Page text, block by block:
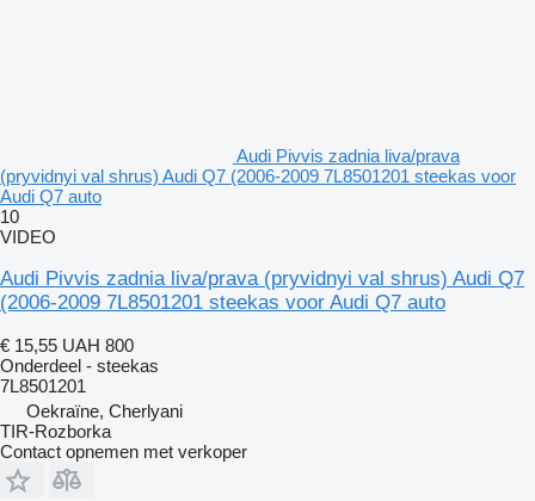
Audi Pivvis zadnia liva/prava
(pryvidnyi val shrus) Audi Q7 (2006-2009 7L8501201 steekas voor
Audi Q7 auto
10
VIDEO
Audi Pivvis zadnia liva/prava (pryvidnyi val shrus) Audi Q7
(2006-2009 7L8501201 steekas voor Audi Q7 auto
€ 15,55 UAH 800
Onderdeel - steekas
7L8501201
Oekraïne, Cherlyani
TIR-Rozborka
Contact opnemen met verkoper